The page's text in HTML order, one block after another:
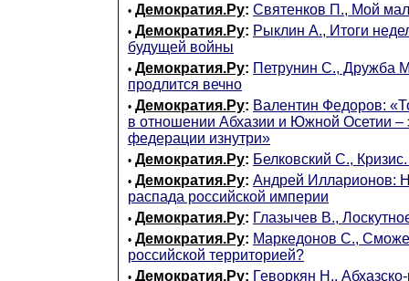
• Демократия.Ру: Святенков П., Мой
• Демократия.Ру: Рыклин А., Итоги
будущей войны
• Демократия.Ру: Петрунин С., Дружба
продлится вечно
• Демократия.Ру: Валентин Федоров:
в отношении Абхазии и Южной Осетии –
федерации изнутри»
• Демократия.Ру: Белковский С.,
• Демократия.Ру: Андрей Илларионов:
распада российской империи
• Демократия.Ру: Глазычев В.,
• Демократия.Ру: Маркедонов С.,
российской территорией?
• Демократия.Ру: Геворкян Н.,